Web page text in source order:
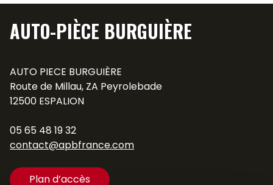
AUTO-PIÈCE BURGUIÈRE
AUTO PIECE BURGUIÈRE
Route de Millau, ZA Peyrolebade
12500 ESPALION
05 65 48 19 32
contact@apbfrance.com
Plan d’accès